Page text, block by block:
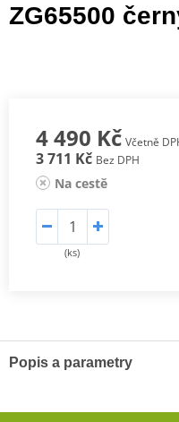
ZG65500
4 490 Kč Včetně
3 711 Kč Bez DPH
Na cestě
(ks)
Popis a parametry